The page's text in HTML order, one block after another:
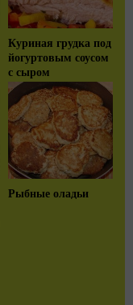
Куриная грудка под
йогуртовым соусом
с сыром
Рыбные оладьи